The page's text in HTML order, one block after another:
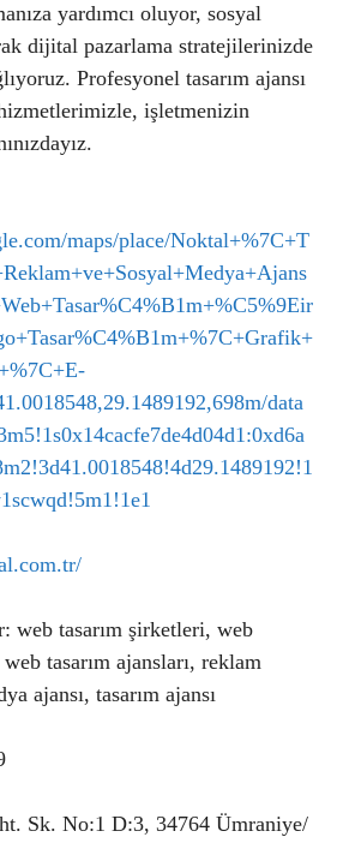
yardımcı oluyor, sosyal
dijital pazarlama stratejilerinizde
Profesyonel tasarım ajansı
işletmenizin
maps/place/Noktal+%7C+T
data
web tasarım şirketleri, web
tasarım ajansları, reklam
ajansı, tasarım ajansı
Sk. No:1 D:3, 34764 Ümraniye/